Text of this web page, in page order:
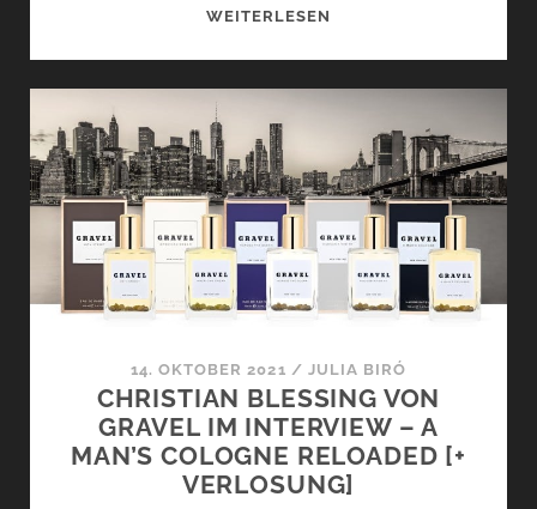
WEITERLESEN
GRAVEL
FREUNDSCHAFT
UND
WIEDERGEBURT
VERLOSUNG]
14. OKTOBER 2021 / JULIA BIRÓ
CHRISTIAN BLESSING VON
GRAVEL IM INTERVIEW – A
MAN’S COLOGNE RELOADED [+
VERLOSUNG]